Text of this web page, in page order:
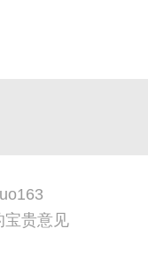
宝贵意见